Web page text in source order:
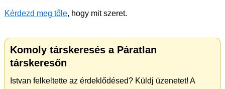
Kérdezd meg tőle, hogy mit szeret.
Komoly társkeresés a Páratlan
társkeresőn
Istvan felkeltette az érdeklődésed? Küldj üzenetet! A